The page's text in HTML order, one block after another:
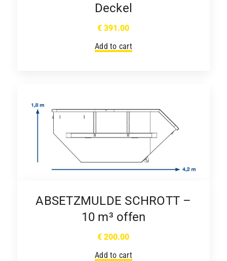
Deckel
€ 391.00
Add to cart
ABSETZMULDE SCHROTT –
10 m³ offen
€ 200.00
Add to cart